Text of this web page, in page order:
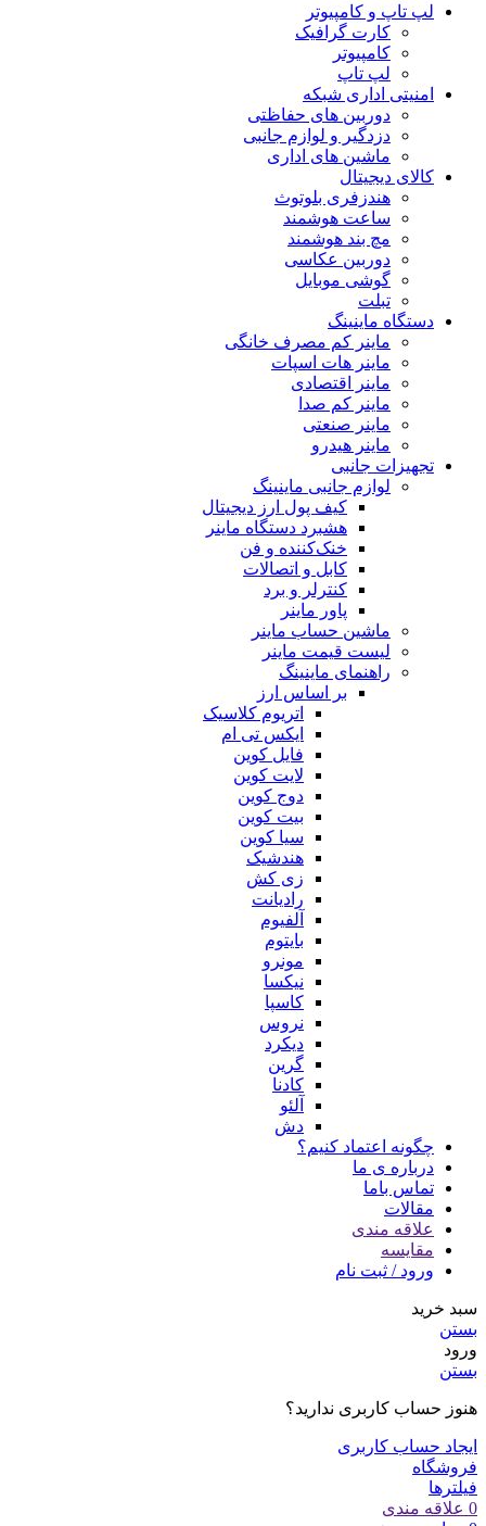
لپ تاپ و کامپیوتر
کارت گرافیک
کامپیوتر
لپ تاپ
امنیتی اداری شبکه
دوربین های حفاظتی
دزدگیر و لوازم جانبی
ماشین های اداری
کالای دیجیتال
هندزفری بلوتوث
ساعت هوشمند
مچ بند هوشمند
دوربین عکاسی
گوشی موبایل
تبلت
دستگاه ماینینگ
ماینر کم مصرف خانگی
ماینر هات اسپات
ماینر اقتصادی
ماینر کم‌ صدا
ماینر صنعتی
ماینر هیدرو
تجهیزات جانبی
لوازم جانبی ماینینگ
کیف پول ارز دیجیتال
هشبرد دستگاه ماینر
خنک‌کننده و فن
کابل و اتصالات
کنترلر و برد
پاور ماینر
ماشین حساب ماینر
لیست قیمت ماینر
راهنمای ماینینگ
بر اساس ارز
اتریوم کلاسیک
ایکس تی ام
فایل کوین
لایت کوین
دوج کوین
بیت کوین
سیا کوین
هندشیک
زی کش
رادیانت
آلفیوم
بایتوم
مونرو
نیکسا
کاسپا
نروس
دیکرد
گرین
کادنا
آلئو
دش
چگونه اعتماد کنیم؟
درباره ی ما
تماس باما
مقالات
علاقه مندی
مقایسه
ورود / ثبت نام
سبد خرید
بستن
ورود
بستن
هنوز حساب کاربری ندارید؟
ایجاد حساب کاربری
فروشگاه
فیلترها
0 علاقه مندی